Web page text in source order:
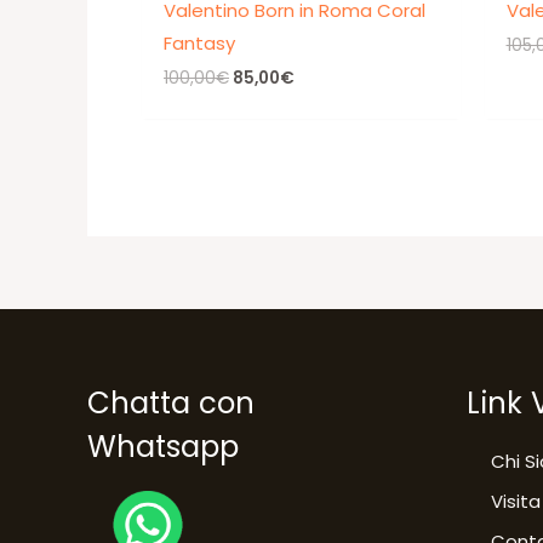
Valentino Born in Roma Coral
Fantasy
100,00€ Il
85,00€
Chatta con
Whatsapp
Link
Chi